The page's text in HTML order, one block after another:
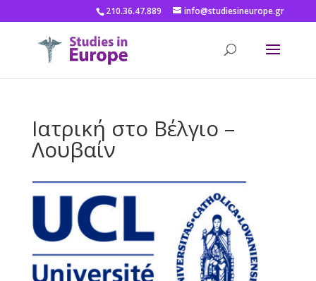
210.36.47.889 info@studiesineurope.gr
Ιατρική στο Βέλγιο –
Λουβαίν